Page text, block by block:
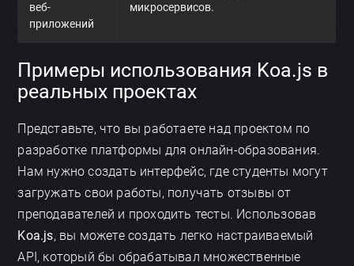
веб-
приложений
микросервисов.
Примеры использования Koa.js в
реальных проектах
Представьте, что вы работаете над проектом по
разработке платформы для онлайн-образования.
Нам нужно создать интерфейс, где студенты могут
загружать свои работы, получать отзывы от
преподавателей и проходить тесты. Использовав
Koa.js, вы можете создать легко настраиваемый
API, который бы обрабатывал множественные